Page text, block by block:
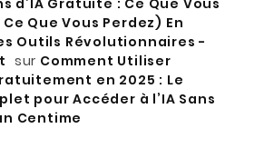
d’IA Gratuite : Ce Que Vous
Que Vous Perdez) En
Outils Révolutionnaires -
sur Comment Utiliser
en 2025 : Le
pour Accéder à l’IA Sans
Centime